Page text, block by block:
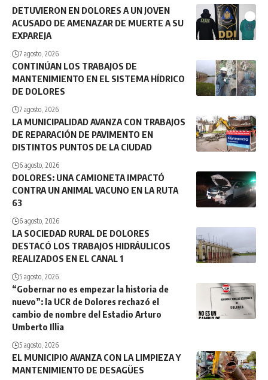
DETUVIERON EN DOLORES A UN JOVEN
ACUSADO DE AMENAZAR DE MUERTE A SU
EXPAREJA
7 agosto, 2026
CONTINÚAN LOS TRABAJOS DE
MANTENIMIENTO EN EL SISTEMA HÍDRICO
DE DOLORES
7 agosto, 2026
LA MUNICIPALIDAD AVANZA CON TRABAJOS
DE REPARACIÓN DE PAVIMENTO EN
DISTINTOS PUNTOS DE LA CIUDAD
6 agosto, 2026
DOLORES: UNA CAMIONETA IMPACTÓ
CONTRA UN ANIMAL VACUNO EN LA RUTA
63
6 agosto, 2026
LA SOCIEDAD RURAL DE DOLORES
DESTACÓ LOS TRABAJOS HIDRÁULICOS
REALIZADOS EN EL CANAL 1
5 agosto, 2026
“Gobernar no es empezar la historia de
nuevo”: la UCR de Dolores rechazó el
cambio de nombre del Estadio Arturo
Umberto Illia
5 agosto, 2026
EL MUNICIPIO AVANZA CON LA LIMPIEZA Y
MANTENIMIENTO DE DESAGÜES